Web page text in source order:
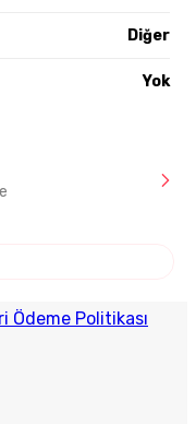
Diğer
Yok
Ödeme Politikası